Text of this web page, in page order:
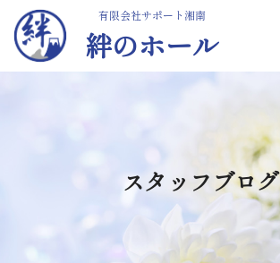
有限会社サポート湘南
絆のホール
スタッフブログ